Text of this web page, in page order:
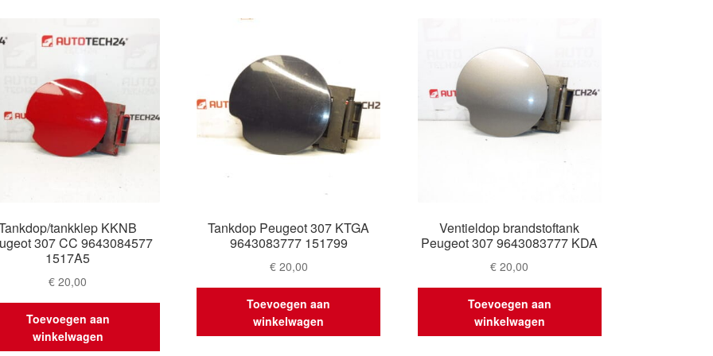
tankklep KKNB
307 CC 9643084577
1517A5
€ 20,00
Toevoegen aan
winkelwagen
Tankdop Peugeot 307 KTGA
9643083777 151799
€20,00
Toevoegen aan
winkelwagen
Ventieldop brandstoftank
Peugeot 307 9643083777 KDA
€ 20,00
Toevoegen aan
winkelwagen